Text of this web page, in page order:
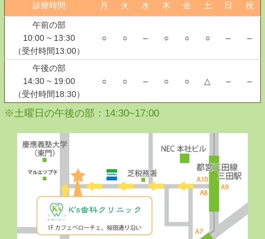
診療時間 月 火 水 木 金 土 日 祝
午前の部
10:00 ~ 13:30
（受付時間13:00）
○ ○ – ○ ○ ○ – –
午後の部
14:30 ~ 19:00
（受付時間18:30）
○ ○ – ○ ○ △ – –
※土曜日の午後の部：14:30~17:00